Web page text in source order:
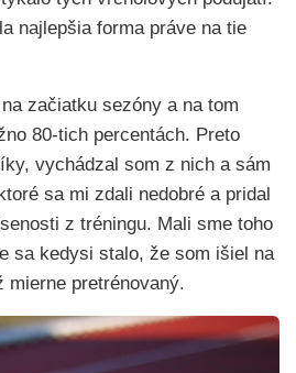
najlepšia forma práve na tie
začiatku sezóny a na tom
80-tich percentách. Preto
vychádzal som z nich a sám
sa mi zdali nedobré a pridal
z tréningu. Mali sme toho
sa kedysi stalo, že som išiel na
mierne pretrénovaný.